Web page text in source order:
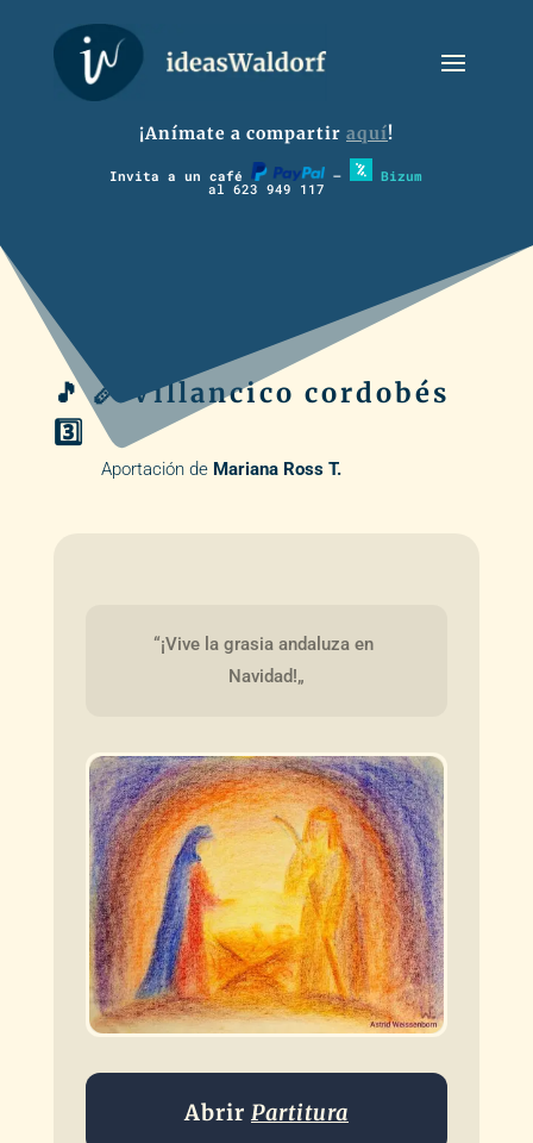
¡Anímate a compartir aquí!
Invita a un café – Bizum
al 623 949 117
🎵 🪈 Villancico cordobés
3️⃣
Aportación de Mariana Ross T.
“¡Vive la grasia andaluza en
Navidad!„
Abrir Partitura